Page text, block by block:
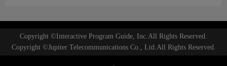
Copyright ©Interactive Program Guide, Inc.All Rights Reserved.
Copyright ©Jupiter Telecommunications Co., Ltd.All Rights Reserved.